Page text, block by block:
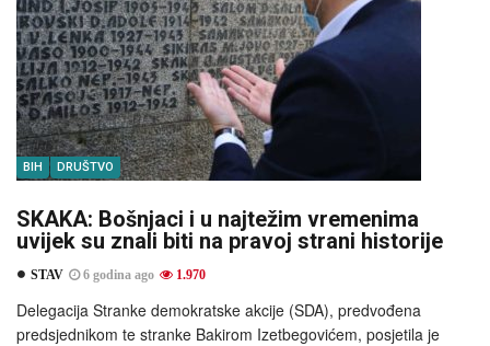
BIH DRUŠTVO
SKAKA: Bošnjaci i u najtežim vremenima
uvijek su znali biti na pravoj strani historije
STAV 6 godina ago 1.970
Delegacija Stranke demokratske akcije (SDA), predvođena
predsjednikom te stranke Bakirom Izetbegovićem, posjetila je